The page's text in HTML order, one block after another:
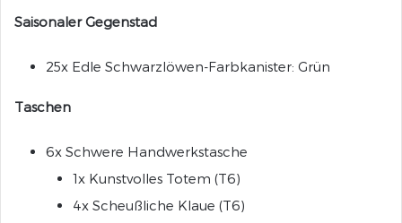
Brüllender Drache-Truhe
Kriegsgeschundene Truhe
„Licht in der Dunkelheit“-Truhe
Zephyr-Sanktums-Truhe
„Dunkles Geflüster“-Truhe
Winterhimmel-Truhe
Saisonaler Gegenstad
25x Edle Schwarzlöwen-Farbkanister: Grün
Taschen
6x Schwere Handwerkstasche
1x Kunstvolles Totem (T6)
4x Scheußliche Klaue (T6)